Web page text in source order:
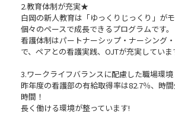
2.教育体制が充実★
白岡の新人教育は「ゆっくりじっくり」が
個々のペースで成長できるプログラムです。
看護体制はパートナーシップ・ナーシング・
で、ペアとの看護実践、OJTが充実していま
3.ワークライフバランスに配慮した職場環境
昨年度の看護部の有給取得率は82.7％、時
時間！
長く働ける環境が整っています!